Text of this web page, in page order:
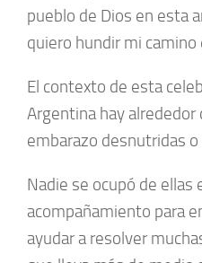
pueblo de Dios en esta
quiero hundir mi
El contexto de esta
Argentina hay
embarazo desnutridas
Nadie se ocupó de
acompañamiento para
ayudar a resolver